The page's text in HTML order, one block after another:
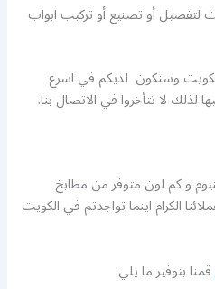
لتفصيل أو تصنيع أو تركيب ابواب
وسنكون لديكم في اسرع
لذلك لا تتأخروا في الاتصال بنا.
و كم لون متوفر من مطابخ
الكرام اينما تواجدتم في الكويت
قمنا بتوفير ما يلي: